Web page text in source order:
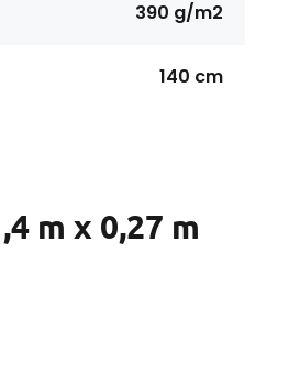
390 g/m2
140 cm
m x 0,27 m